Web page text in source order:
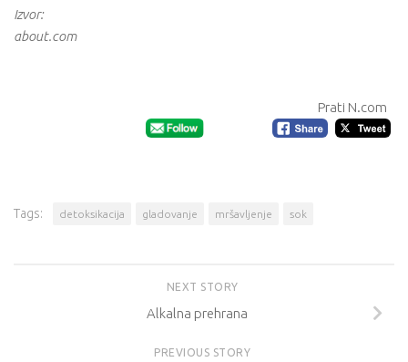
Izvor:
about.com
Prati N.com
Tags: detoksikacija gladovanje mršavljenje sok
NEXT STORY
Alkalna prehrana
PREVIOUS STORY